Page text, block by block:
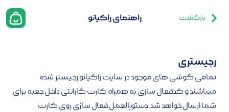
بازگشت راهنمای راکیانو
رجیستری
تمامی گوشی های موجود در سایت راکیانو رجیستر شده
میباشند و کدفعال سازی به همراه کارت گارانتی داخل جعبه برای
شما ارسال خواهد شد.دستورالعمل فعال سازی روی کارت